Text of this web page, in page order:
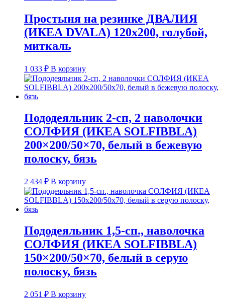
Простыня на резинке ДВАЛИЯ
(ИКЕА DVALA) 120х200, голубой,
миткаль
1 033 ₽ В корзину
Пододеяльник 2-сп, 2 наволочки
СОЛФИЯ (ИКЕА SOLFIBBLA)
200×200/50×70, белый в бежевую
полоску, бязь
2 434 ₽ В корзину
Пододеяльник 1,5-сп., наволочка
СОЛФИЯ (ИКЕА SOLFIBBLA)
150×200/50×70, белый в серую
полоску, бязь
2 051 ₽ В корзину